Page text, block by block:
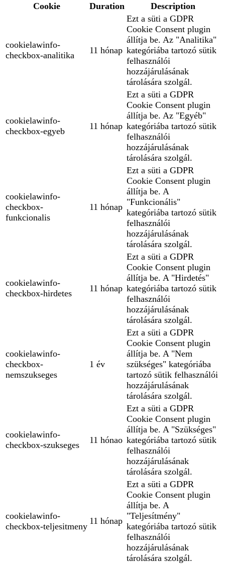
Cookie
Duration Description
cookielawinfo-
checkbox-analitika
11 hónap
Ezt a süti a GDPR
Cookie Consent plugin
állítja be. Az "Analitika"
kategóriába tartozó sütik
felhasználói
hozzájárulásának
tárolására szolgál.
cookielawinfo-
checkbox-egyeb
11 hónap
Ezt a süti a GDPR
Cookie Consent plugin
állítja be. Az "Egyéb"
kategóriába tartozó sütik
felhasználói
hozzájárulásának
tárolására szolgál.
cookielawinfo-
checkbox-
funkcionalis
11 hónap
Ezt a süti a GDPR
Cookie Consent plugin
állítja be. A
"Funkcionális"
kategóriába tartozó sütik
felhasználói
hozzájárulásának
tárolására szolgál.
cookielawinfo-
checkbox-hirdetes
11 hónap
Ezt a süti a GDPR
Cookie Consent plugin
állítja be. A "Hirdetés"
kategóriába tartozó sütik
felhasználói
hozzájárulásának
tárolására szolgál.
cookielawinfo-
checkbox-
nemszukseges
1 év
Ezt a süti a GDPR
Cookie Consent plugin
állítja be. A "Nem
szükséges" kategóriába
tartozó sütik felhasználói
hozzájárulásának
tárolására szolgál.
cookielawinfo-
checkbox-szukseges
11 hónao
Ezt a süti a GDPR
Cookie Consent plugin
állítja be. A "Szükséges"
kategóriába tartozó sütik
felhasználói
hozzájárulásának
tárolására szolgál.
cookielawinfo-
checkbox-teljesitmeny
11 hónap
Ezt a süti a GDPR
Cookie Consent plugin
állítja be. A
"Teljesítmény"
kategóriába tartozó sütik
felhasználói
hozzájárulásának
tárolására szolgál.